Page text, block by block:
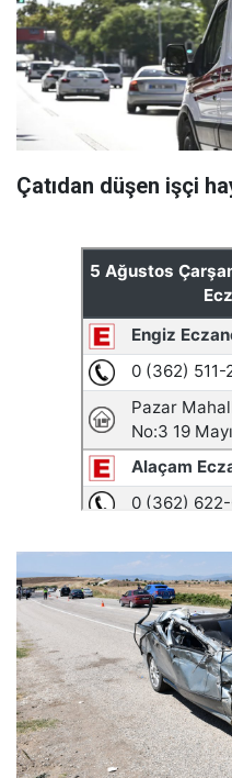
Çatıdan düşen işçi